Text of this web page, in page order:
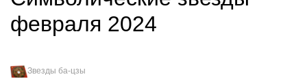
февраля 2024
Звезды ба-цзы